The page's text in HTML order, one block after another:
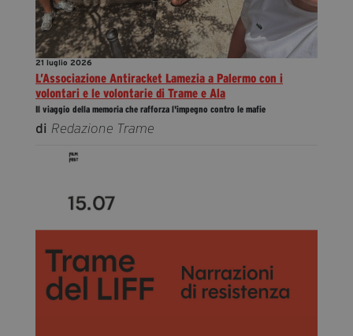
21 luglio 2026
L’Associazione Antiracket Lamezia a Palermo con i
volontari e le volontarie di Trame e Ala
Il viaggio della memoria che rafforza l'impegno contro le mafie
di Redazione Trame